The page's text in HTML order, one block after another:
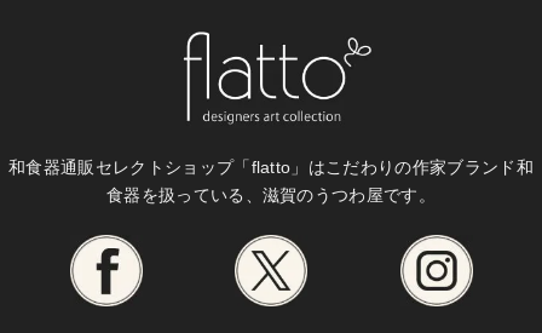
和食器通販セレクトショップ「flatto」はこだわりの作家ブランド和
食器を扱っている、滋賀のうつわ屋です。